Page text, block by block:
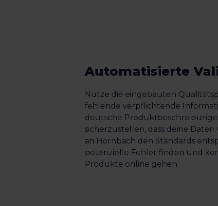
Automatisierte
Nutze die eingebauten
fehlende verpflichtende
deutsche
sicherzustellen, dass deine
an Hornbach den Standards
potenzielle Fehler finden und
Produkte online gehen.